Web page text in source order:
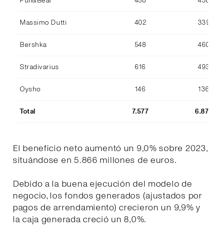
Massimo Dutti 402 339
Bershka 548 460
Stradivarius 616 493
Oysho 146 136
Total 7.577 6.870
El beneficio neto aumentó un 9,0% sobre 2023,
situándose en 5.866 millones de euros.
Debido a la buena ejecución del modelo de
negocio, los fondos generados (ajustados por
pagos de arrendamiento) crecieron un 9,9% y
la caja generada creció un 8,0%.